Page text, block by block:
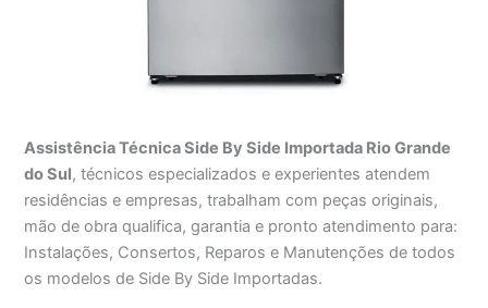
Assistência Técnica Side By Side Importada Rio Grande
do Sul, técnicos especializados e experientes atendem
residências e empresas, trabalham com peças originais,
mão de obra qualifica, garantia e pronto atendimento para:
Instalações, Consertos, Reparos e Manutenções de todos
os modelos de Side By Side Importadas.